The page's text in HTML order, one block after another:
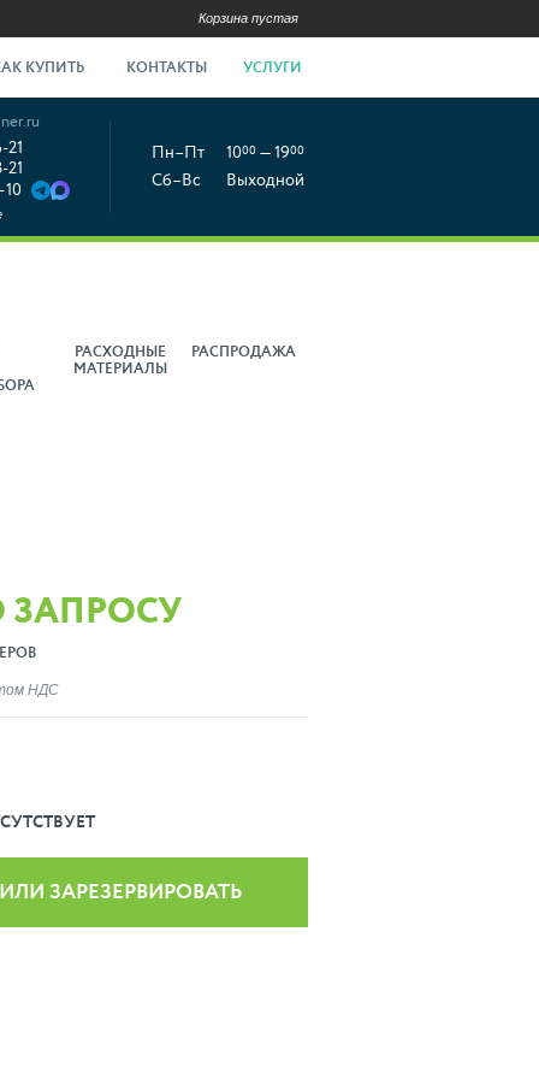
Корзина пустая
КУПИТЬ КОНТАКТЫ УСЛУГИ
21
21
10
Пн–Пт 1000 — 1900
Сб–Вс Выходной
РАСХОДНЫЕ
МАТЕРИАЛЫ
РАСПРОДАЖА
ЗАПРОСУ
НДС
ЗАРЕЗЕРВИРОВАТЬ